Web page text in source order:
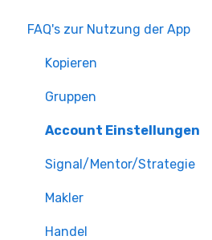
FAQ's zur Nutzung der App
Kopieren
Gruppen
Account Einstellungen
Signal/Mentor/Strategie
Makler
Handel